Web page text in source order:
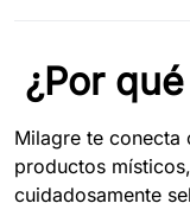
¿Por
Milagre te conecta
productos
cuidadosamente